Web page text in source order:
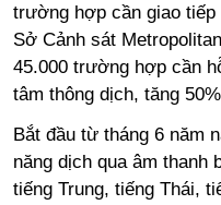
trường hợp cần giao
Sở Cảnh sát
45.000 trường hợp cần
tâm thông dịch, tăng
Bắt đầu từ tháng 6 năm
năng dịch qua âm thanh
tiếng Trung, tiếng Thái,